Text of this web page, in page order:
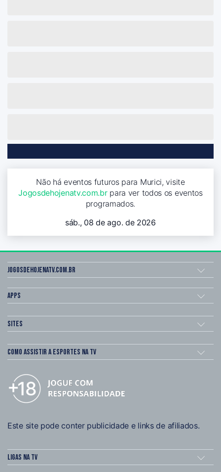
Não há eventos futuros para Murici, visite
Jogosdehojenatv.com.brpara ver todos os eventos
programados.
sáb., 08 de ago. de 2026
Jogosdehojenatv.com.br
Apps
Sites
Como assistir a esportes na TV
Este site pode conter publicidade e links de afiliados.
Ligas na TV